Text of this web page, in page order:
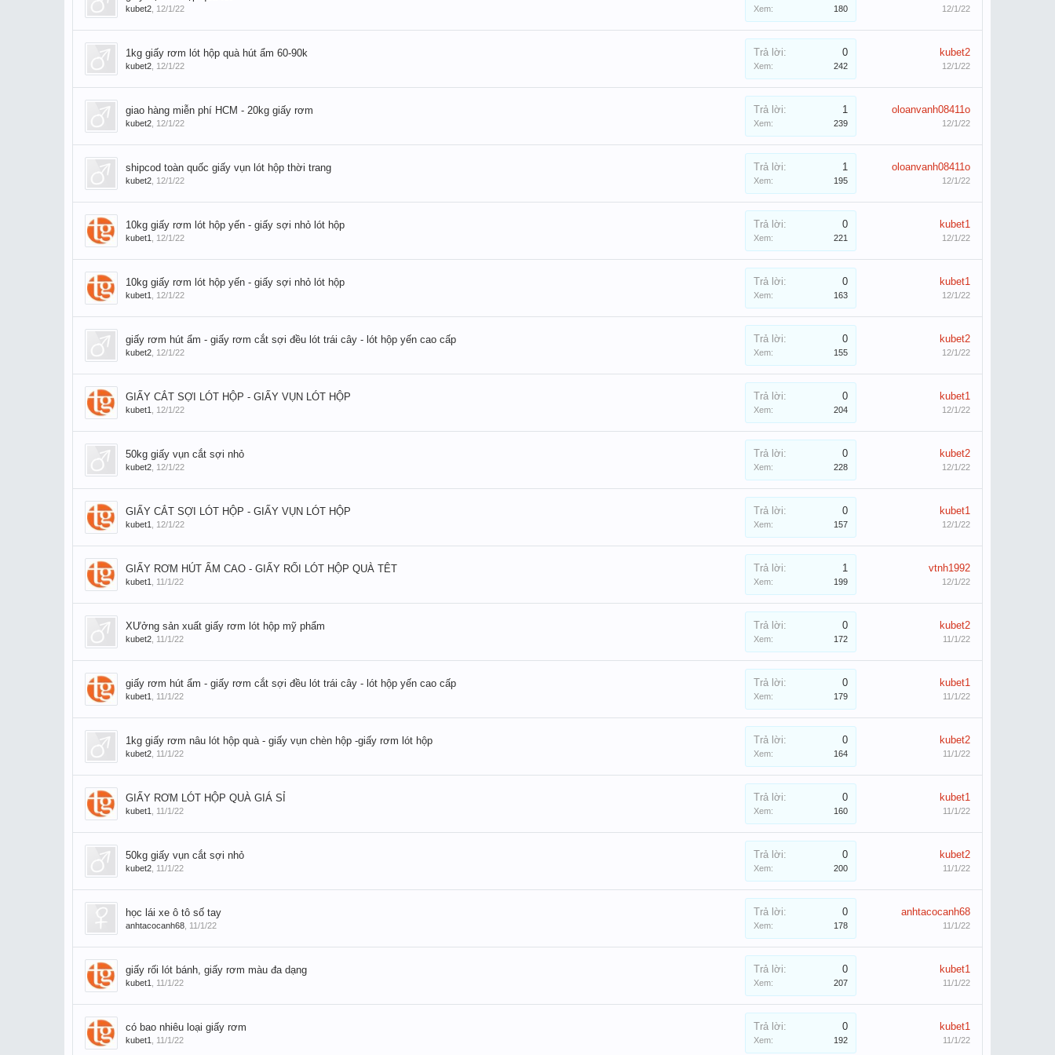
kubet2 12/1/22 Xem: 180 12/1/22
1kg giấy rơm lót hộp quà hút ẩm 60-90k
kubet2 12/1/22
Trả lời: 0
Xem: 242
kubet2
12/1/22
giao hàng miễn phí HCM - 20kg giấy rơm
kubet2 12/1/22
Trả lời: 1
Xem: 239
oloanvanh08411o
12/1/22
shipcod toàn quốc giấy vụn lót hộp thời trang
kubet2 12/1/22
Trả lời: 1
Xem: 195
oloanvanh08411o
12/1/22
10kg giấy rơm lót hộp yến - giấy sợi nhỏ lót hộp
kubet1 12/1/22
Trả lời: 0
Xem: 221
kubet1
12/1/22
10kg giấy rơm lót hộp yến - giấy sợi nhỏ lót hộp
kubet1 12/1/22
Trả lời: 0
Xem: 163
kubet1
12/1/22
giấy rơm hút ẩm - giấy rơm cắt sợi đều lót trái cây - lót hộp yến cao cấp
kubet2 12/1/22
Trả lời: 0
Xem: 155
kubet2
12/1/22
GIẤY CẮT SỢI LÓT HỘP - GIẤY VỤN LÓT HỘP
kubet1 12/1/22
Trả lời: 0
Xem: 204
kubet1
12/1/22
50kg giấy vụn cắt sợi nhỏ
kubet2 12/1/22
Trả lời: 0
Xem: 228
kubet2
12/1/22
GIẤY CẮT SỢI LÓT HỘP - GIẤY VỤN LÓT HỘP
kubet1 12/1/22
Trả lời: 0
Xem: 157
kubet1
12/1/22
GIẤY RƠM HÚT ẨM CAO - GIẤY RỐI LÓT HỘP QUÀ TÊT
kubet1 11/1/22
Trả lời: 1
Xem: 199
vtnh1992
12/1/22
XƯởng sản xuất giấy rơm lót hộp mỹ phẩm
kubet2 11/1/22
Trả lời: 0
Xem: 172
kubet2
11/1/22
giấy rơm hút ẩm - giấy rơm cắt sợi đều lót trái cây - lót hộp yến cao cấp
kubet1 11/1/22
Trả lời: 0
Xem: 179
kubet1
11/1/22
1kg giấy rơm nâu lót hộp quà - giấy vụn chèn hộp -giấy rơm lót hộp
kubet2 11/1/22
Trả lời: 0
Xem: 164
kubet2
11/1/22
GIẤY RƠM LÓT HỘP QUÀ GIÁ SỈ
kubet1 11/1/22
Trả lời: 0
Xem: 160
kubet1
11/1/22
50kg giấy vụn cắt sợi nhỏ
kubet2 11/1/22
Trả lời: 0
Xem: 200
kubet2
11/1/22
học lái xe ô tô số tay
anhtacocanh68 11/1/22
Trả lời: 0
Xem: 178
anhtacocanh68
11/1/22
giấy rối lót bánh, giấy rơm màu đa dạng
kubet1 11/1/22
Trả lời: 0
Xem: 207
kubet1
11/1/22
có bao nhiêu loại giấy rơm
kubet1 11/1/22
Trả lời: 0
Xem: 192
kubet1
11/1/22